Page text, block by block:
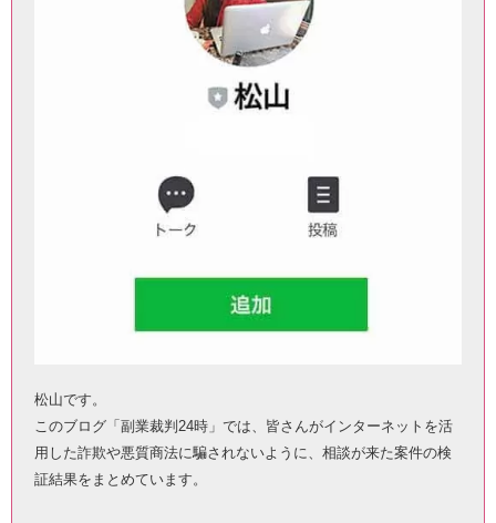
松山です。
このブログ「副業裁判24時」では、皆さんがインターネットを活
用した詐欺や悪質商法に騙されないように、相談が来た案件の検
証結果をまとめています。